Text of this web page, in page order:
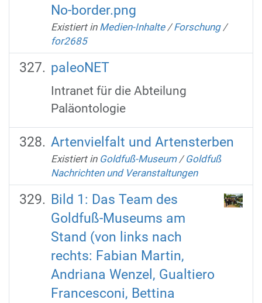
No-border.png
Existiert in Medien-Inhalte /Forschung /
for2685
paleoNET
Intranet für die Abteilung
Paläontologie
Artenvielfalt und Artensterben
Existiert in Goldfuß-Museum /Goldfuß
Nachrichten und Veranstaltungen
Bild 1: Das Team des
Goldfuß-Museums am
Stand (von links nach
rechts: Fabian Martin,
Andriana Wenzel, Gualtiero
Francesconi, Bettina